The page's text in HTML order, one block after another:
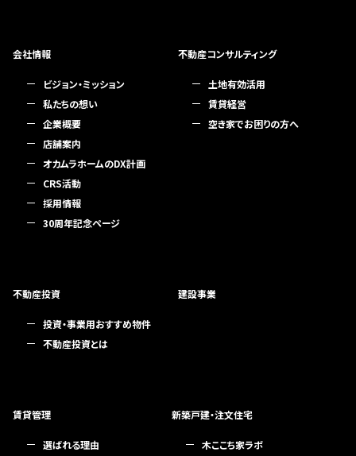
会社情報
ビジョン・ミッション
私たちの想い
企業概要
店舗案内
オカムラホームのDX計画
CRS活動
採用情報
30周年記念ページ
不動産コンサルティング
土地有効活用
賃貸経営
空き家でお困りの方へ
不動産投資
投資・事業用おすすめ物件
不動産投資とは
建設事業
賃貸管理
選ばれる理由
新築戸建・注文住宅
木ここち家ラボ